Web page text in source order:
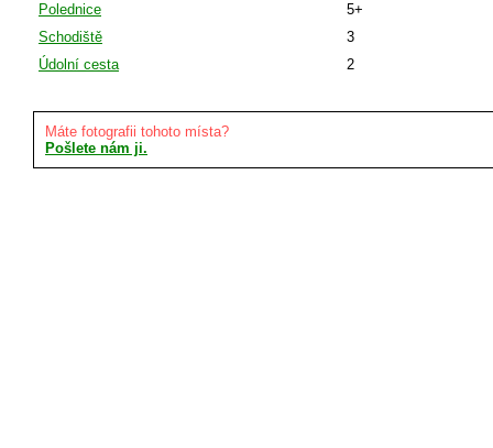
Polednice
5+
Schodiště
3
Údolní cesta
2
Máte fotografii tohoto místa?
Pošlete nám ji.